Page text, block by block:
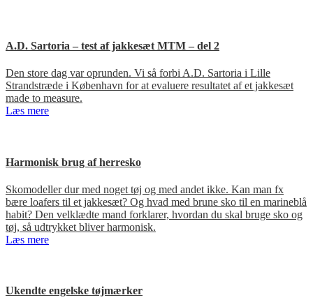
A.D. Sartoria – test af jakkesæt MTM – del 2
Den store dag var oprunden. Vi så forbi A.D. Sartoria i Lille
Strandstræde i København for at evaluere resultatet af et jakkesæt
made to measure.
Læs mere
Harmonisk brug af herresko
Skomodeller dur med noget tøj og med andet ikke. Kan man fx
bære loafers til et jakkesæt? Og hvad med brune sko til en marineblå
habit? Den velklædte mand forklarer, hvordan du skal bruge sko og
tøj, så udtrykket bliver harmonisk.
Læs mere
Ukendte engelske tøjmærker